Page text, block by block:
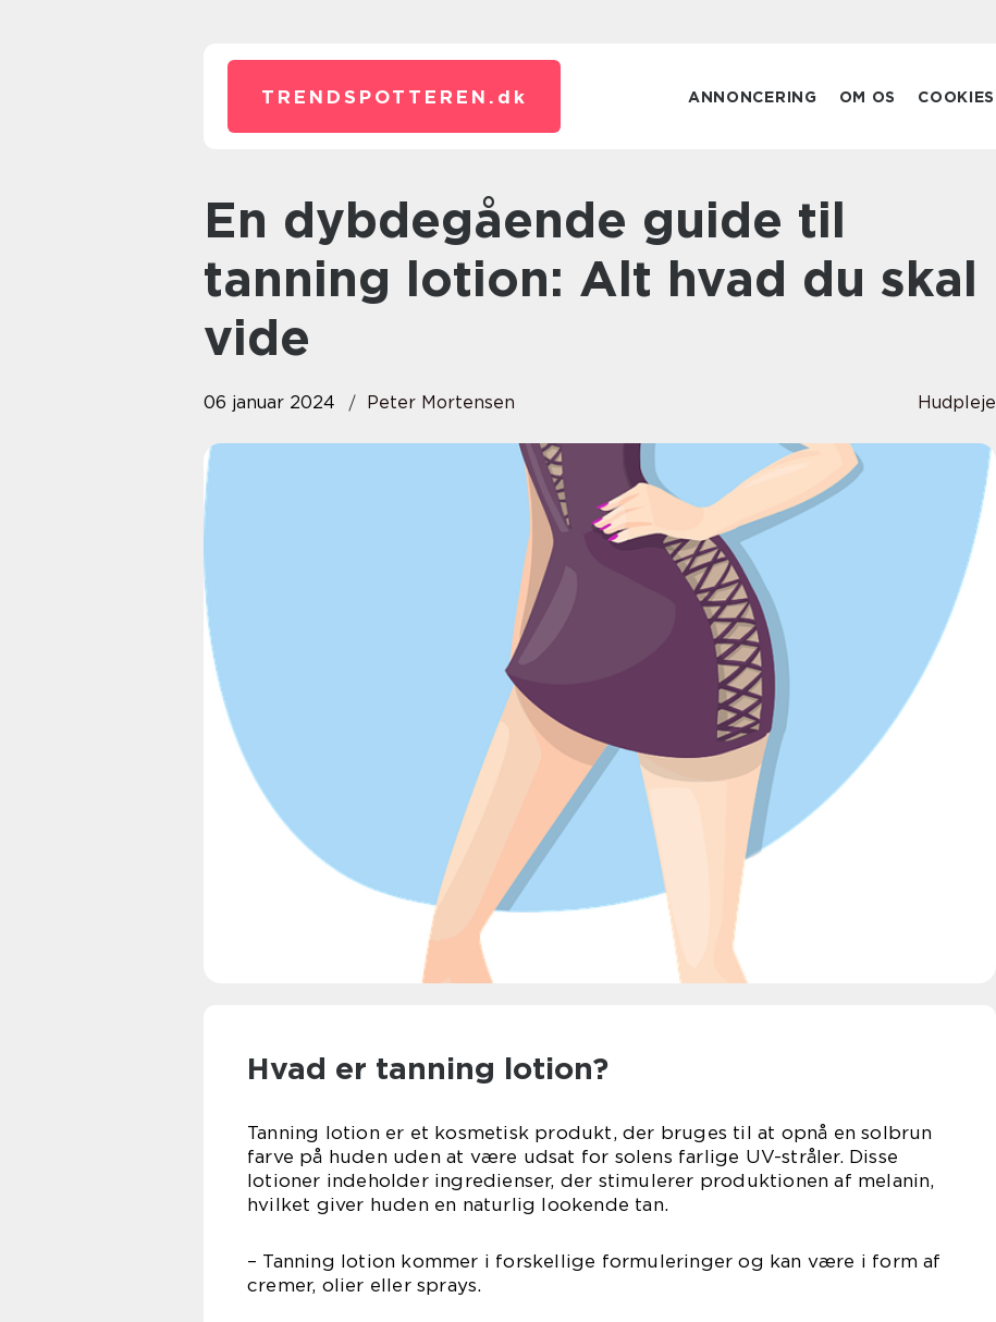
TRENDSPOTTEREN. dk ANNONCERING OM OS COOKIES
En dybdegående guide til
tanning lotion: Alt hvad du skal
vide
06 januar 2024 Peter Mortensen Hudpleje
Hvad er tanning lotion?
Tanning lotion er et kosmetisk produkt, der bruges til at opnå en solbrun
farve på huden uden at være udsat for solens farlige UV-stråler. Disse
lotioner indeholder ingredienser, der stimulerer produktionen af melanin,
hvilket giver huden en naturlig lookende tan.
– Tanning lotion kommer i forskellige formuleringer og kan være i form af
cremer, olier eller sprays.